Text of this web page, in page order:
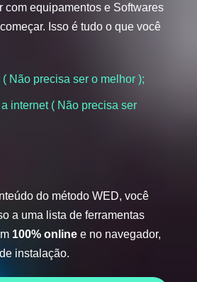
com equipamentos e Softwares
Isso é tudo o que você
Não precisa ser o melhor );
internet ( Não precisa ser
do método WED, você
a uma lista de ferramentas
100% online e no navegador,
instalação.